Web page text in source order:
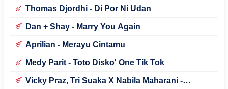
Thomas Djordhi - Di Por Ni Udan
Dan + Shay - Marry You Again
Aprilian - Merayu Cintamu
Medy Parit - Toto Disko' One Tik Tok
Vicky Praz, Tri Suaka X Nabila Maharani -